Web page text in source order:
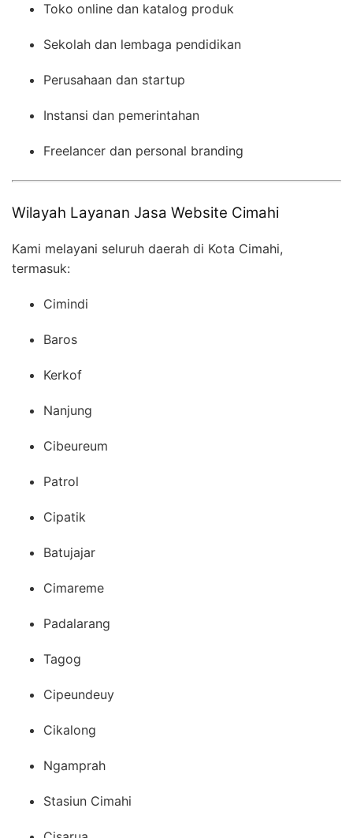
Toko online dan katalog produk
Sekolah dan lembaga pendidikan
Perusahaan dan startup
Instansi dan pemerintahan
Freelancer dan personal branding
Wilayah Layanan Jasa Website Cimahi
Kami melayani seluruh daerah di Kota Cimahi,
termasuk:
Cimindi
Baros
Kerkof
Nanjung
Cibeureum
Patrol
Cipatik
Batujajar
Cimareme
Padalarang
Tagog
Cipeundeuy
Cikalong
Ngamprah
Stasiun Cimahi